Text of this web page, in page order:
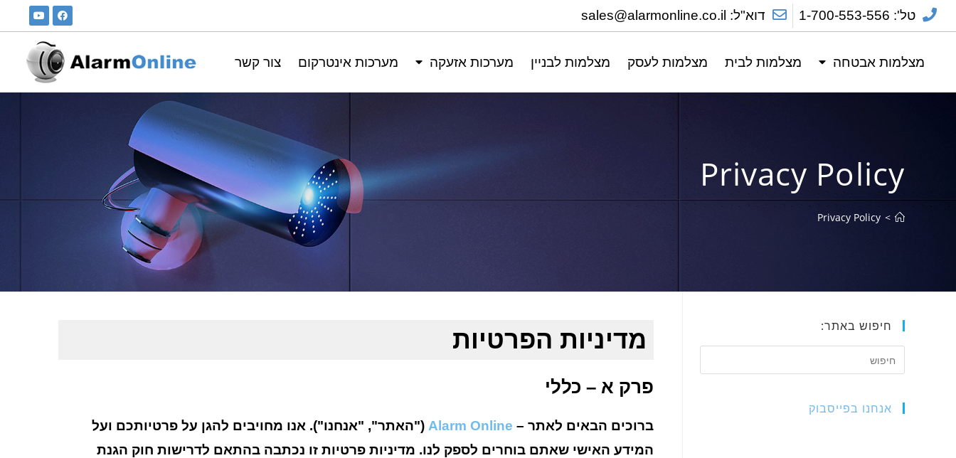
טל': 1-700-553-556 דוא"ל: sales@alarmonline.co.il
מצלמות אבטחה מצלמות לבית מצלמות לעסק מצלמות לבניין מערכות אזעקה מערכות אינטרקום צור קשר
Privacy Policy
>
Privacy Policy
מדיניות הפרטיות
פרק א – כללי
ברוכים הבאים לאתר – Alarm Online ("האתר", "אנחנו"). אנו מחויבים להגן על פרטיותכם ועל
המידע האישי שאתם בוחרים לספק לנו. מדיניות פרטיות זו נכתבה בהתאם לדרישות חוק הגנת
חיפוש באתר:
אנחנו בפייסבוק